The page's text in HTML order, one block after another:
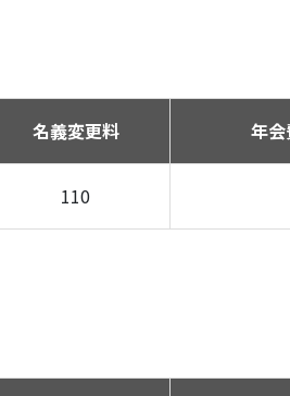
名義変更料 年会
110